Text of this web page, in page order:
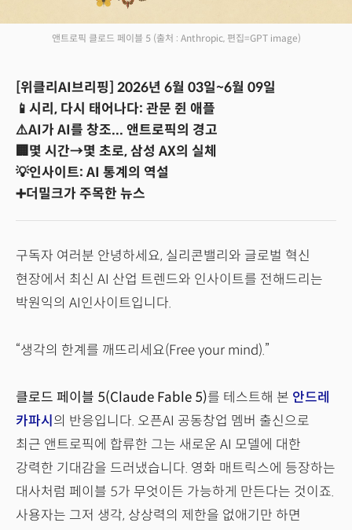
앤트로픽 클로드 페이블 5 (출처 : Anthropic, 편집=GPT image)
[위클리AI브리핑] 2026년 6월 03일~6월 09일
📱시리, 다시 태어나다: 관문 쥔 애플
⚠️AI가 AI를 창조... 앤트로픽의 경고
🏢몇 시간→몇 초로, 삼성 AX의 실체
💡인사이트: AI 통계의 역설
➕더밀크가 주목한 뉴스
구독자 여러분 안녕하세요, 실리콘밸리와 글로벌 혁신
현장에서 최신 AI 산업 트렌드와 인사이트를 전해드리는
박원익의 AI인사이트입니다.
“생각의 한계를 깨뜨리세요(Free your mind).”
클로드 페이블 5(Claude Fable 5)를 테스트해 본 안드레
카파시 의 반응입니다. 오픈AI 공동창업 멤버 출신으로
최근 앤트로픽에 합류한 그는 새로운 AI 모델에 대한
강력한 기대감을 드러냈습니다. 영화 매트릭스에 등장하는
대사처럼 페이블 5가 무엇이든 가능하게 만든다는 것이죠.
사용자는 그저 생각, 상상력의 제한을 없애기만 하면